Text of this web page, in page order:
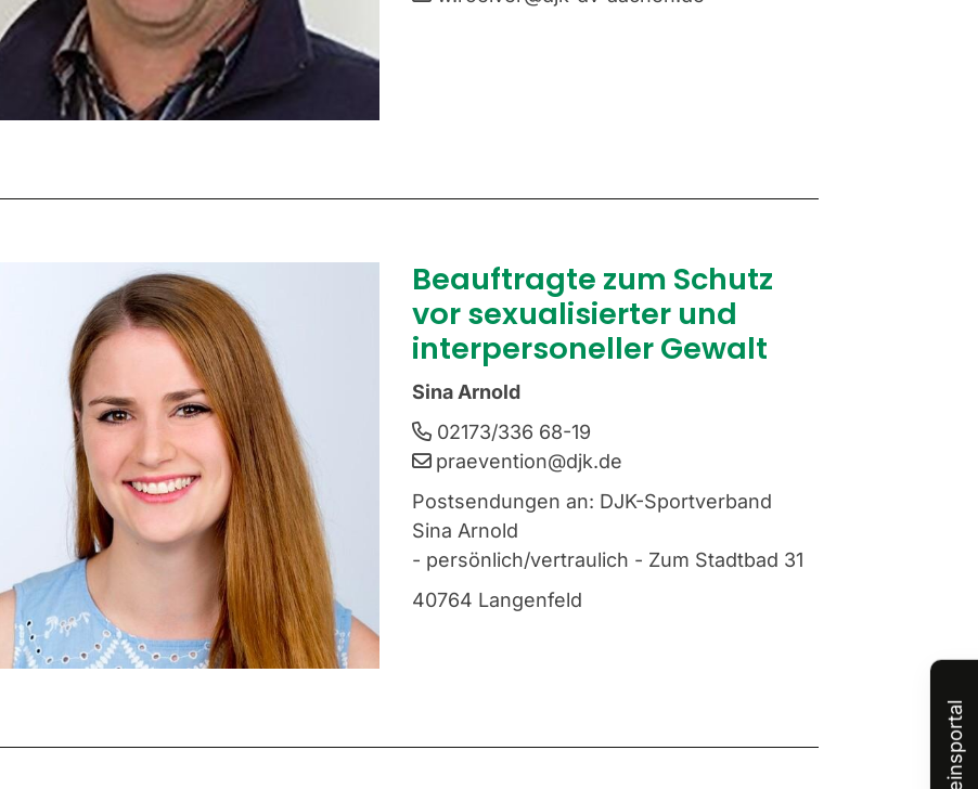
Beauftragte zum Schutz
vor sexualisierter und
interpersoneller Gewalt
Sina Arnold
02173/336 68-19
praevention@djk.de
Postsendungen an: DJK-Sportverband
Sina Arnold
- persönlich/vertraulich - Zum Stadtbad 31
40764 Langenfeld
Vereinsportal